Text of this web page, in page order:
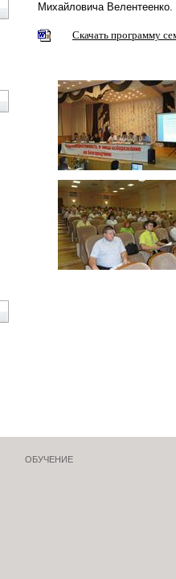
Михайловича Велентеенко.
Скачать программу
ОБУЧЕНИЕ